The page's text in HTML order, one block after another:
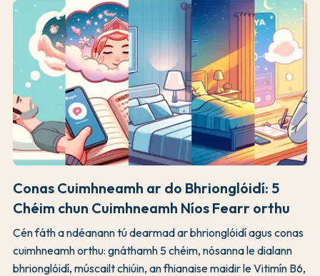
Conas Cuimhneamh ar do Bhrionglóidí: 5
Chéim chun Cuimhneamh Níos Fearr orthu
Cén fáth a ndéanann tú dearmad ar bhrionglóidí agus conas
cuimhneamh orthu: gnáthamh 5 chéim, nósanna le dialann
bhrionglóidí, múscailt chiúin, an fhianaise maidir le Vitimín B6,